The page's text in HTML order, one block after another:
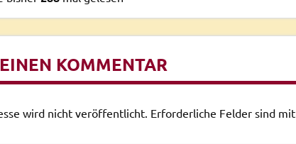
KOMMENTAR
wird nicht veröffentlicht. Erforderliche Felder sind mit